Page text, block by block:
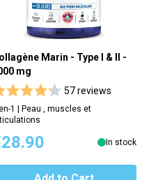
Marin - Type I & II -
mg
57 reviews
1 | Peau , muscles et
In stock